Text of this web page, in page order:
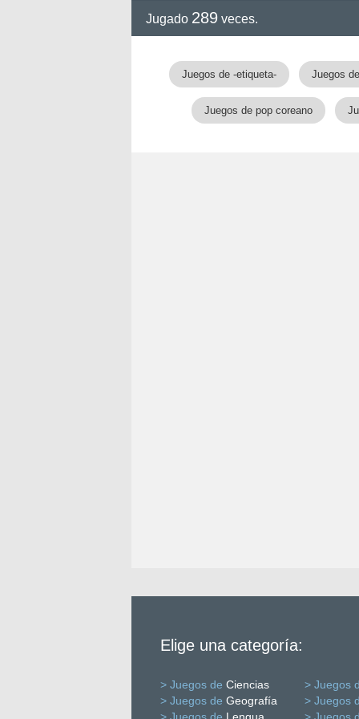
Jugado 289 veces.
Juegos de -etiqueta- Juegos
Juegos de pop coreano
Elige una categoría:
> Juegos de Ciencias > Juegos
> Juegos de Geografía > Juegos